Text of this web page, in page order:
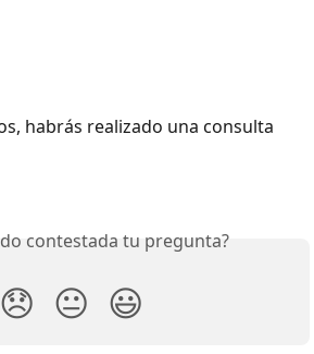
habrás realizado una consulta
contestada tu pregunta?
😞 😐 😃